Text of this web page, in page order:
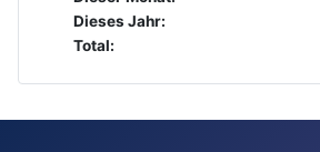
Dieses Jahr:
Total: